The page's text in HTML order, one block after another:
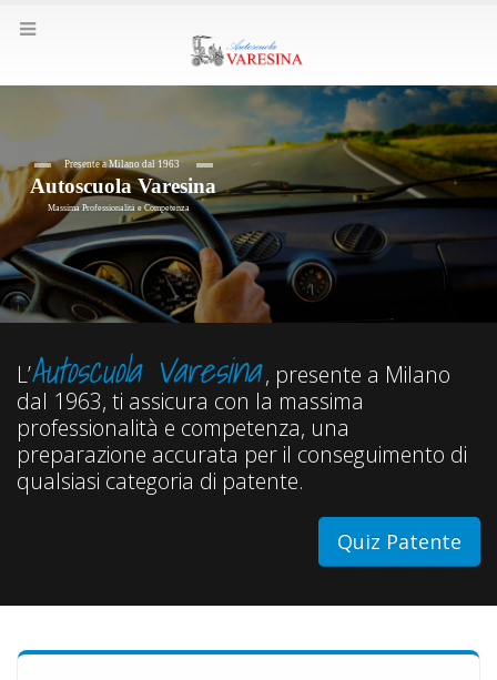
Presente a Milano dal 1963
Autoscuola Varesina
Massima Professionalità e Competenza
L’Autoscuola Varesina, presente a Milano
dal 1963, ti assicura con la massima
professionalità e competenza, una
preparazione accurata per il conseguimento di
qualsiasi categoria di patente.
Quiz Patente